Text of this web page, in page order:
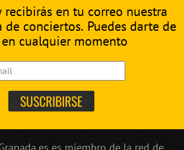
recibirás en tu correo nuestra
de conciertos. Puedes darte de
cualquier momento
es miembro de la red de